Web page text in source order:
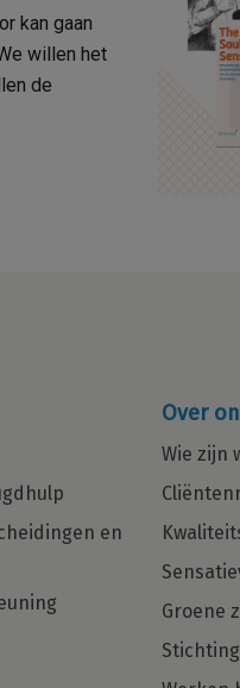
met een zorgHART
beetje extra gezocht
kan gaan
willen het
de
en
Over
Wie zijn
Groene